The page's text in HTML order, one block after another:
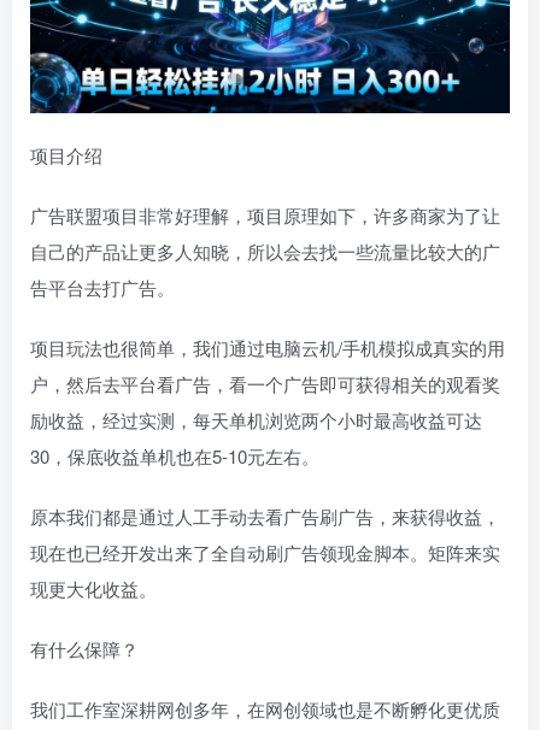
项目介绍
广告联盟项目非常好理解，项目原理如下，许多商家为了让
自己的产品让更多人知晓，所以会去找一些流量比较大的广
告平台去打广告。
项目玩法也很简单，我们通过电脑云机/手机模拟成真实的用
户，然后去平台看广告，看一个广告即可获得相关的观看奖
励收益，经过实测，每天单机浏览两个小时最高收益可达
30，保底收益单机也在5-10元左右。
原本我们都是通过人工手动去看广告刷广告，来获得收益，
现在也已经开发出来了全自动刷广告领现金脚本。矩阵来实
现更大化收益。
有什么保障？
我们工作室深耕网创多年，在网创领域也是不断孵化更优质